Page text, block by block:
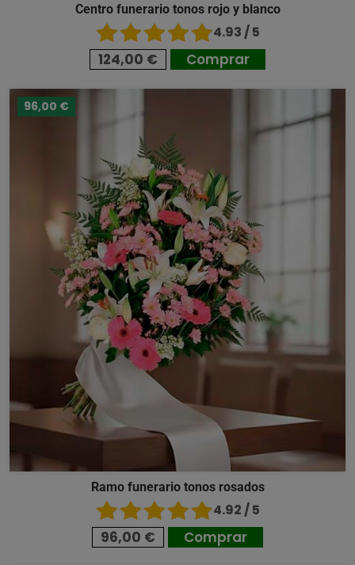
Centro funerario tonos rojo y blanco
4.93 / 5
124,00 € Comprar
96,00 €
Ramo funerario tonos rosados
4.92 / 5
96,00 € Comprar